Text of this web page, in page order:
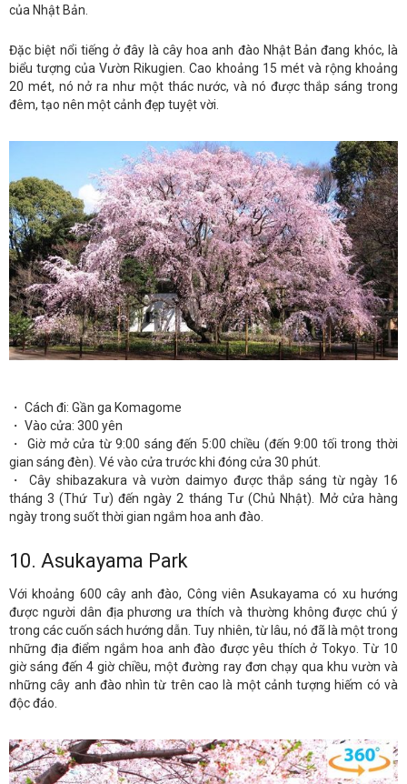
của Nhật Bản.
Đặc biệt nổi tiếng ở đây là cây hoa anh đào Nhật Bản đang khóc, là
biểu tượng của Vườn Rikugien. Cao khoảng 15 mét và rộng khoảng
20 mét, nó nở ra như một thác nước, và nó được thắp sáng trong
đêm, tạo nên một cảnh đẹp tuyệt vời.
・ Cách đi: Gần ga Komagome
・ Vào cửa: 300 yên
・ Giờ mở cửa từ 9:00 sáng đến 5:00 chiều (đến 9:00 tối trong thời
gian sáng đèn). Vé vào cửa trước khi đóng cửa 30 phút.
・ Cây shibazakura và vườn daimyo được thắp sáng từ ngày 16
tháng 3 (Thứ Tư) đến ngày 2 tháng Tư (Chủ Nhật). Mở cửa hàng
ngày trong suốt thời gian ngắm hoa anh đào.
10. Asukayama Park
Với khoảng 600 cây anh đào, Công viên Asukayama có xu hướng
được người dân địa phương ưa thích và thường không được chú ý
trong các cuốn sách hướng dẫn. Tuy nhiên, từ lâu, nó đã là một trong
những địa điểm ngắm hoa anh đào được yêu thích ở Tokyo. Từ 10
giờ sáng đến 4 giờ chiều, một đường ray đơn chạy qua khu vườn và
những cây anh đào nhìn từ trên cao là một cảnh tượng hiếm có và
độc đáo.